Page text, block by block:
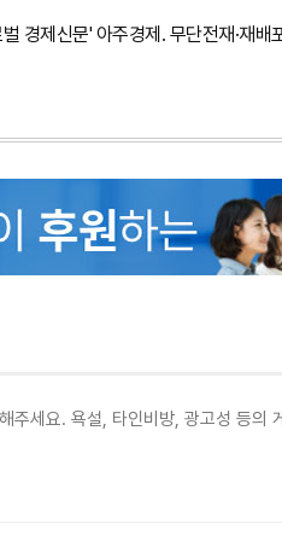
경제신문' 아주경제. 무단전재·재배